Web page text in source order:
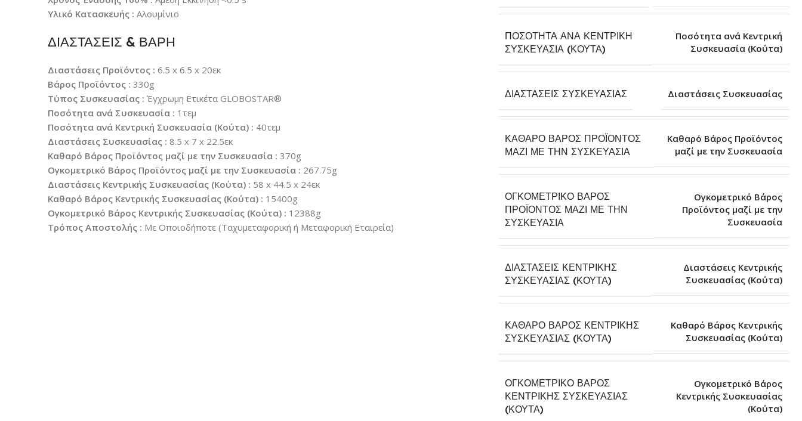
Υλικό Κατασκευής : Αλουμίνιο
ΔΙΑΣΤΑΣΕΙΣ & ΒΑΡΗ
Διαστάσεις Προϊόντος : 6.5 x 6.5 x 20εκ
Βάρος Προϊόντος : 330g
Τύπος Συσκευασίας : Έγχρωμη Ετικέτα GLOBOSTAR®
Ποσότητα ανά Συσκευασία : 1τεμ
Ποσότητα ανά Κεντρική Συσκευασία (Κούτα) : 40τεμ
Διαστάσεις Συσκευασίας : 8.5 x 7 x 22.5εκ
Καθαρό Βάρος Προϊόντος μαζί με την Συσκευασία : 370g
Ογκομετρικό Βάρος Προϊόντος μαζί με την Συσκευασία : 267.75g
Διαστάσεις Κεντρικής Συσκευασίας (Κούτα) : 58 x 44.5 x 24εκ
Καθαρό Βάρος Κεντρικής Συσκευασίας (Κούτα) : 15400g
Ογκομετρικό Βάρος Κεντρικής Συσκευασίας (Κούτα) : 12388g
Τρόπος Αποστολής : Με Οποιοδήποτε (Ταχυμεταφορική ή Μεταφορική Εταιρεία)
ΠΟΣΌΤΗΤΑ ΑΝΆ ΚΕΝΤΡΙΚΉ
ΣΥΣΚΕΥΑΣΊΑ (ΚΟΎΤΑ)
Ποσότητα ανά Κεντρική
Συσκευασία (Κούτα)
ΔΙΑΣΤΆΣΕΙΣ ΣΥΣΚΕΥΑΣΊΑΣ Διαστάσεις Συσκευασίας
ΚΑΘΑΡΌ ΒΆΡΟΣ ΠΡΟΪΌΝΤΟΣ
ΜΑΖΊ ΜΕ ΤΗΝ ΣΥΣΚΕΥΑΣΊΑ
Καθαρό Βάρος Προϊόντος
μαζί με την Συσκευασία
ΟΓΚΟΜΕΤΡΙΚΌ ΒΆΡΟΣ
ΠΡΟΪΌΝΤΟΣ ΜΑΖΊ ΜΕ ΤΗΝ
ΣΥΣΚΕΥΑΣΊΑ
Ογκομετρικό Βάρος
Προϊόντος μαζί με την
Συσκευασία
ΔΙΑΣΤΆΣΕΙΣ ΚΕΝΤΡΙΚΉΣ
ΣΥΣΚΕΥΑΣΊΑΣ (ΚΟΎΤΑ)
Διαστάσεις Κεντρικής
Συσκευασίας (Κούτα)
ΚΑΘΑΡΌ ΒΆΡΟΣ ΚΕΝΤΡΙΚΉΣ
ΣΥΣΚΕΥΑΣΊΑΣ (ΚΟΎΤΑ)
Καθαρό Βάρος Κεντρικής
Συσκευασίας (Κούτα)
ΟΓΚΟΜΕΤΡΙΚΌ ΒΆΡΟΣ
ΚΕΝΤΡΙΚΉΣ ΣΥΣΚΕΥΑΣΊΑΣ
(ΚΟΎΤΑ)
Ογκομετρικό Βάρος
Κεντρικής Συσκευασίας
(Κούτα)